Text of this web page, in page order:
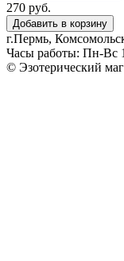
270 руб.
Добавить в корзину
г.Пермь,
Часы работы: Пн-Вс
© Эзотерический